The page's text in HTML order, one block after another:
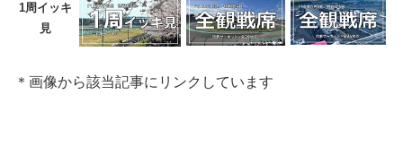
1周イッキ
見
＊画像から該当記事にリンクしています